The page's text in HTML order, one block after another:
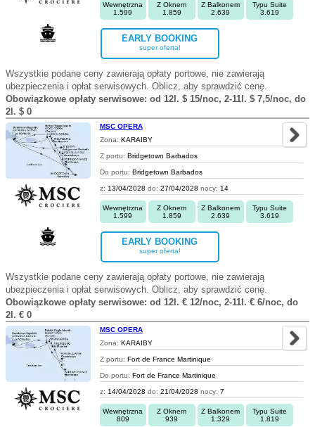
Wewnętrzna
1.599
Z Oknem
1.859
Z Balkonem
2.639
Typu Suite
3.619
EARLY BOOKING
super oferta!
Wszystkie podane ceny zawierają opłaty portowe, nie zawierają
ubezpieczenia i opłat serwisowych. Oblicz, aby sprawdzić cenę.
Obowiązkowe opłaty serwisowe: od 12l. $ 15/noc, 2-11l. $ 7,5/noc, do
2l. $ 0
MSC OPERA
Zona: KARAIBY
Z portu: Bridgetown Barbados
Do portu: Bridgetown Barbados
z: 13/04/2028 do: 27/04/2028 nocy: 14
Wewnętrzna
1.599
Z Oknem
1.859
Z Balkonem
2.639
Typu Suite
3.619
EARLY BOOKING
super oferta!
Wszystkie podane ceny zawierają opłaty portowe, nie zawierają
ubezpieczenia i opłat serwisowych. Oblicz, aby sprawdzić cenę.
Obowiązkowe opłaty serwisowe: od 12l. € 12/noc, 2-11l. € 6/noc, do
2l. € 0
MSC OPERA
Zona: KARAIBY
Z portu: Fort de France Martinique
Do portu: Fort de France Martinique
z: 14/04/2028 do: 21/04/2028 nocy: 7
Wewnętrzna
809
Z Oknem
939
Z Balkonem
1.329
Typu Suite
1.819